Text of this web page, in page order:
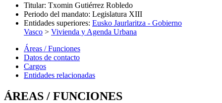
Titular: Txomin Gutiérrez Robledo
Periodo del mandato: Legislatura XIII
Entidades superiores: Eusko Jaurlaritza - Gobierno
Vasco > Vivienda y Agenda Urbana
Áreas / Funciones
Datos de contacto
Cargos
Entidades relacionadas
ÁREAS / FUNCIONES